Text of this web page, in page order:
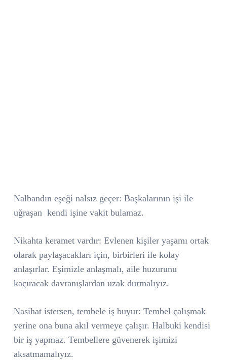
Nalbandın eşeği nalsız geçer: Başkalarının işi ile
uğraşan kendi işine vakit bulamaz.
Nikahta keramet vardır: Evlenen kişiler yaşamı ortak
olarak paylaşacakları için, birbirleri ile kolay
anlaşırlar. Eşimizle anlaşmalı, aile huzurunu
kaçıracak davranışlardan uzak durmalıyız.
Nasihat istersen, tembele iş buyur: Tembel çalışmak
yerine ona buna akıl vermeye çalışır. Halbuki kendisi
bir iş yapmaz. Tembellere güvenerek işimizi
aksatmamalıyız.